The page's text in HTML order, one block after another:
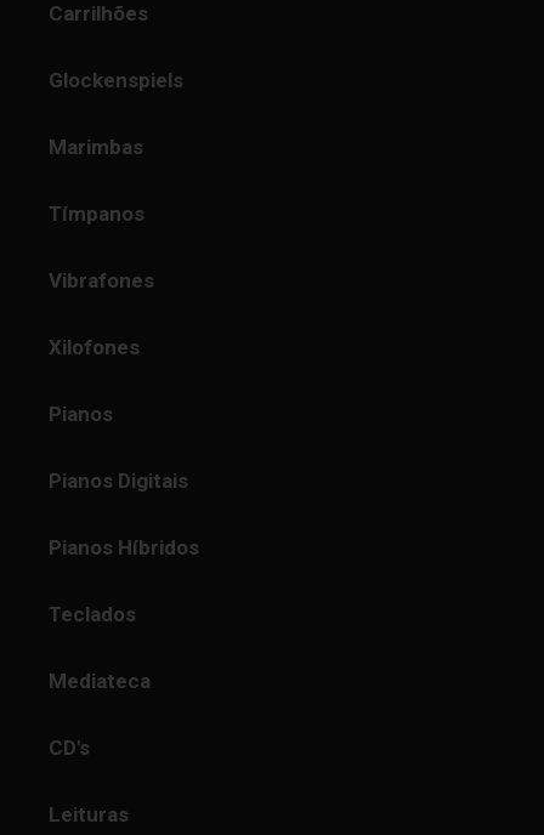
Carrilhões
Glockenspiels
Marimbas
Tímpanos
Vibrafones
Xilofones
Pianos
Pianos Digitais
Pianos Híbridos
Teclados
Mediateca
CD's
Leituras